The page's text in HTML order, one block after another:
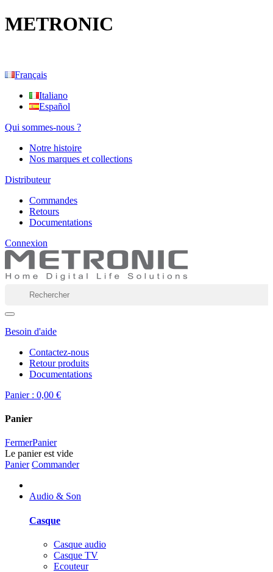
METRONIC
Français
Italiano
Español
Qui sommes-nous ?
Notre histoire
Nos marques et collections
Distributeur
Commandes
Retours
Documentations
Connexion
Besoin d'aide
Contactez-nous
Retour produits
Documentations
Panier : 0,00 €
Panier
FermerPanier
Le panier est vide
Panier Commander
Audio & Son
Casque
Casque audio
Casque TV
Ecouteur